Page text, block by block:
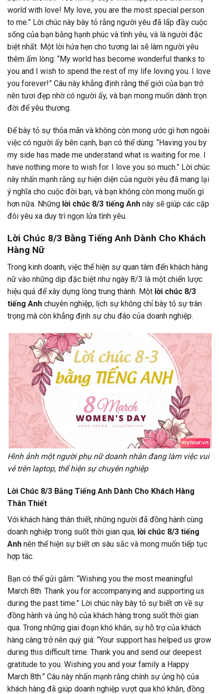
world with love! My love, you are the most special person
to me.” Lời chúc này bày tỏ rằng người yêu đã lấp đầy cuộc
sống của bạn bằng hạnh phúc và tình yêu, và là người đặc
biệt nhất. Một lời hứa hẹn cho tương lai sẽ làm người yêu
thêm ấm lòng: “My world has become wonderful thanks to
you and I wish to spend the rest of my life loving you. I love
you forever!” Câu này khẳng định rằng thế giới của bạn trở
nên tươi đẹp nhờ có người ấy, và bạn mong muốn dành trọn
đời để yêu thương.
Để bày tỏ sự thỏa mãn và không còn mong ước gì hơn ngoài
việc có người ấy bên cạnh, bạn có thể dùng: “Having you by
my side has made me understand what is waiting for me. I
have nothing more to wish for. I love you so much.” Lời chúc
này nhấn mạnh rằng sự hiện diện của người yêu đã mang lại
ý nghĩa cho cuộc đời bạn, và bạn không còn mong muốn gì
hơn nữa. Những lời chúc 8/3 tiếng Anh này sẽ giúp các cặp
đôi yêu xa duy trì ngọn lửa tình yêu.
Lời Chúc 8/3 Bằng Tiếng Anh Dành Cho Khách
Hàng Nữ
Trong kinh doanh, việc thể hiện sự quan tâm đến khách hàng
nữ vào những dịp đặc biệt như ngày 8/3 là một chiến lược
hiệu quả để xây dựng lòng trung thành. Một lời chúc 8/3
tiếng Anh chuyên nghiệp, lịch sự không chỉ bày tỏ sự trân
trọng mà còn khẳng định sự chu đáo của doanh nghiệp.
Hình ảnh một người phụ nữ doanh nhân đang làm việc vui
vẻ trên laptop, thể hiện sự chuyên nghiệp
Lời Chúc 8/3 Bằng Tiếng Anh Dành Cho Khách Hàng
Thân Thiết
Với khách hàng thân thiết, những người đã đồng hành cùng
doanh nghiệp trong suốt thời gian qua, lời chúc 8/3 tiếng
Anh nên thể hiện sự biết ơn sâu sắc và mong muốn tiếp tục
hợp tác.
Bạn có thể gửi gắm: “Wishing you the most meaningful
March 8th. Thank you for accompanying and supporting us
during the past time.” Lời chúc này bày tỏ sự biết ơn về sự
đồng hành và ủng hộ của khách hàng trong suốt thời gian
qua. Trong những giai đoạn khó khăn, sự hỗ trợ của khách
hàng càng trở nên quý giá: “Your support has helped us grow
during this difficult time. Thank you and send our deepest
gratitude to you. Wishing you and your family a Happy
March 8th.” Câu này nhấn mạnh rằng chính sự ủng hộ của
khách hàng đã giúp doanh nghiệp vượt qua khó khăn, đồng